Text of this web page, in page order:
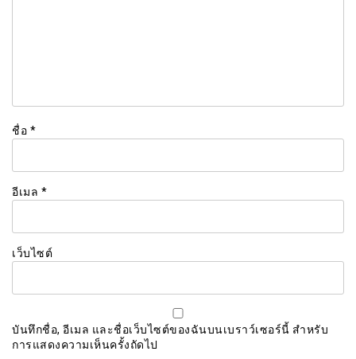
ชื่อ *
อีเมล *
เว็บไซต์
บันทึกชื่อ, อีเมล และชื่อเว็บไซต์ของฉันบนเบราว์เซอร์นี้ สำหรับ
การแสดงความเห็นครั้งถัดไป